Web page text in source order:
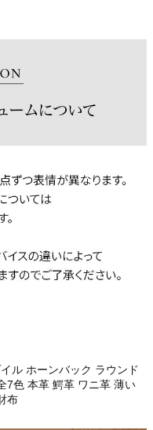
ル ホーンバック ラウンド
7色 本革 鰐革 ワニ革 薄い
布